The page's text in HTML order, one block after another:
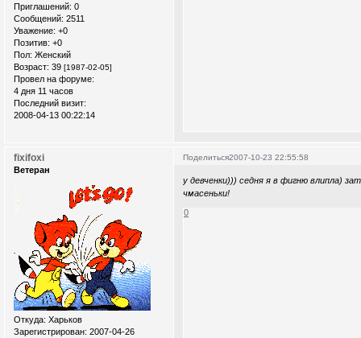
Приглашений: 0
Сообщений: 2511
Уважение: +0
Позитив: +0
Пол: Женский
Возраст: 39 [1987-02-05]
Провел на форуме:
4 дня 11 часов
Последний визит:
2008-04-13 00:22:14
Поделиться2007-10-23 22:55:58
fixifoxi
Ветеран
Откуда: Xарьков
Зарегистрирован: 2007-04-26
у девченки))) седня я в фигню влипла)
чмасеньки!
0